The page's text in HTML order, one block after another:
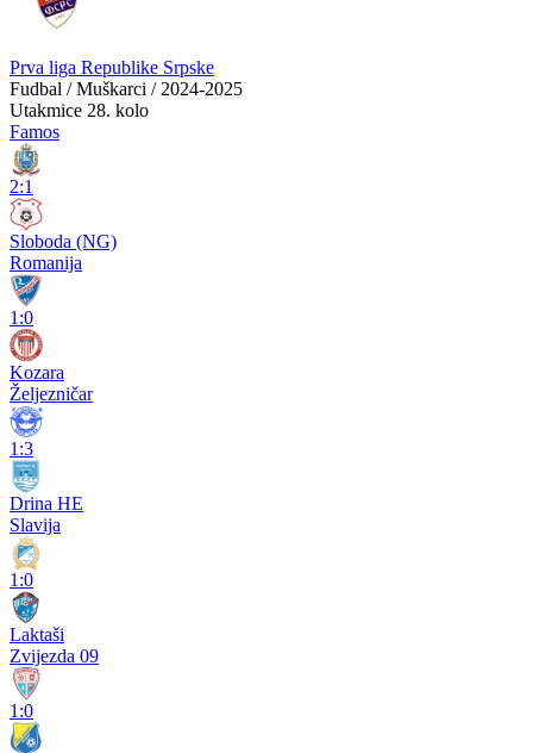
Prva liga Republike Srpske
Fudbal / Muškarci / 2024-2025
Utakmice 28. kolo
Famos
2:1
Sloboda (NG)
Romanija
1:0
Kozara
Željezničar
1:3
Drina HE
Slavija
1:0
Laktaši
Zvijezda 09
1:0